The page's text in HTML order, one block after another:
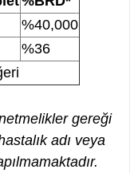
%40,000
%36
gereği
adı veya